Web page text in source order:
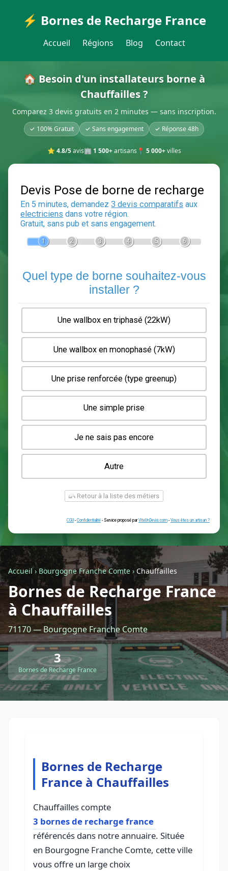
⚡ Bornes de Recharge France
Accueil Régions Blog Contact
🏠 Besoin d'un installateurs borne à
Chauffailles ?
Comparez 3 devis gratuits en 2 minutes — sans inscription.
✓ 100% Gratuit ✓ Sans engagement ✓ Réponse 48h
⭐ 4.8/5avis🏢 1 500+artisans 📍 5 000+villes
Devis Pose de borne de
En 5 minutes, demandez3 devis comparatifs
Gratuit, sans pub et sans engagement.
2 3 6
Quel type de borne souhaitez-
installer ?
Une wallbox en triphasé (22kW)
Une wallbox en monophasé (7kW)
Une prise renforcée (type greenup)
Une simple prise
Je ne sais pas encore
Autre
Retour à la liste des métiers
CGU-Confidentialité- Service proposé parViteUnDevis.com-Vous
Accueil› Bourgogne Franche Comte ›Chauffailles
Bornes de Recharge France
à Chauffailles
71170 — Bourgogne Franche Comte
3
Bornes de Recharge France
Bornes de Recharge
France à Chauffailles
Chauffailles compte
3 bornes de recharge france
référencés dans notre annuaire. Située
en Bourgogne Franche Comte, cette ville
vous offre un large choix